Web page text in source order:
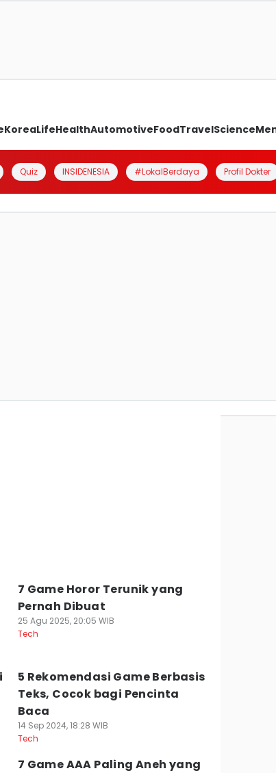
KoreaLifeHealthAutomotiveFoodTravelScience
Quiz INSIDENESIA #LokalBerdaya Profil Dokter
7 Game Horor Terunik yang
Pernah Dibuat
25 Agu 2025, 20:05 WIB
Tech
5 Rekomendasi Game Berbasis
Teks, Cocok bagi Pencinta
Baca
14 Sep 2024, 18:28 WIB
Tech
7 Game AAA Paling Aneh yang